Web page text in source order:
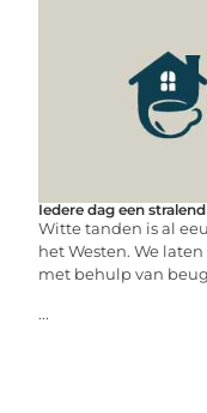
Iedere dag een
Witte tanden is al
het Westen. We
met behulp van
...